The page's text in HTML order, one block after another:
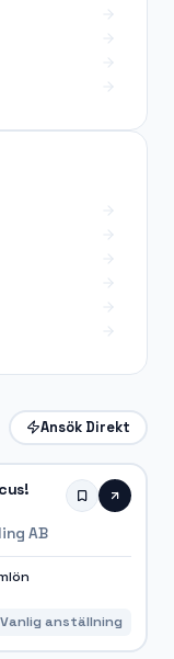
Ansök Direkt
AB
Vanlig anställning